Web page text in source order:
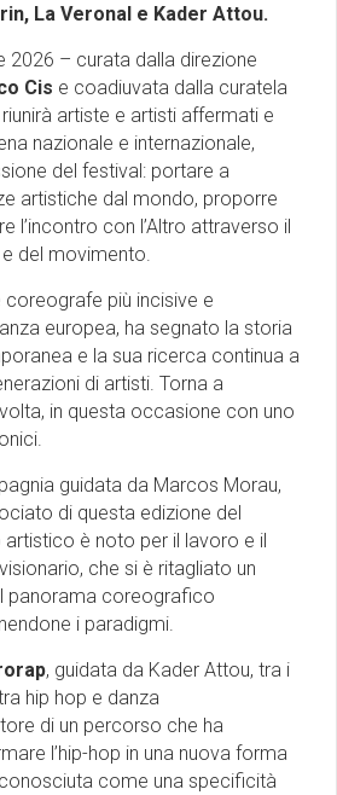
La Veronal e Kader Attou.
2026 – curata dalla direzione
Cis e coadiuvata dalla curatela
artiste e artisti affermati e
nazionale e internazionale,
del festival: portare a
artistiche dal mondo, proporre
l’incontro con l’Altro attraverso il
del movimento.
coreografe più incisive e
europea, ha segnato la storia
e la sua ricerca continua a
di artisti. Torna a
in questa occasione con uno
guidata da Marcos Morau,
di questa edizione del
è noto per il lavoro e il
che si è ritagliato un
panorama coreografico
i paradigmi.
, guidata da Kader Attou, tra i
hip hop e danza
di un percorso che ha
l’hip-hop in una nuova forma
come una specificità